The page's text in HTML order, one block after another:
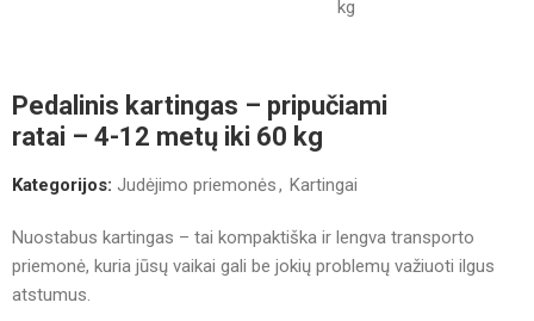
Pedalinis kartingas – pripučiami
ratai – 4-12 metų iki 60 kg
Kategorijos: Judėjimo priemonės, Kartingai
Nuostabus kartingas – tai kompaktiška ir lengva transporto
priemonė, kuria jūsų vaikai gali be jokių problemų važiuoti ilgus
atstumus.